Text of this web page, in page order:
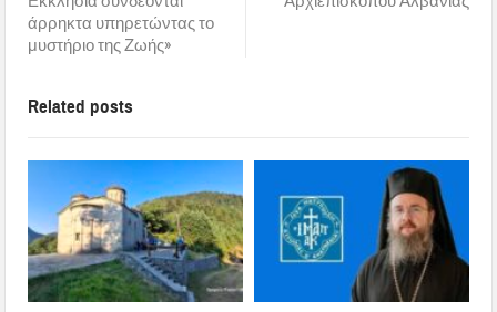
άρρηκτα υπηρετώντας το
μυστήριο της Ζωής»
Related posts